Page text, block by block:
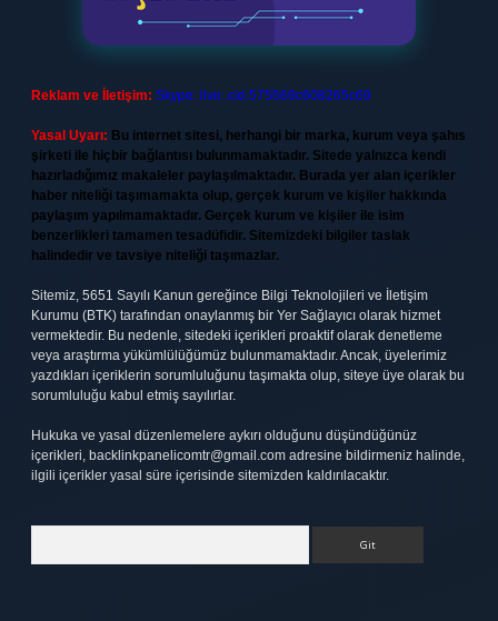
Reklam ve İletişim: Skype: live:.cid.575569c608265c69
Yasal Uyarı: Bu internet sitesi, herhangi bir marka, kurum veya şahıs
şirketi ile hiçbir bağlantısı bulunmamaktadır. Sitede yalnızca kendi
hazırladığımız makaleler paylaşılmaktadır. Burada yer alan içerikler
haber niteliği taşımamakta olup, gerçek kurum ve kişiler hakkında
paylaşım yapılmamaktadır. Gerçek kurum ve kişiler ile isim
benzerlikleri tamamen tesadüfidir. Sitemizdeki bilgiler taslak
halindedir ve tavsiye niteliği taşımazlar.
Sitemiz, 5651 Sayılı Kanun gereğince Bilgi Teknolojileri ve İletişim
Kurumu (BTK) tarafından onaylanmış bir Yer Sağlayıcı olarak hizmet
vermektedir. Bu nedenle, sitedeki içerikleri proaktif olarak denetleme
veya araştırma yükümlülüğümüz bulunmamaktadır. Ancak, üyelerimiz
yazdıkları içeriklerin sorumluluğunu taşımakta olup, siteye üye olarak bu
sorumluluğu kabul etmiş sayılırlar.
Hukuka ve yasal düzenlemelere aykırı olduğunu düşündüğünüz
içerikleri, backlinkpanelicomtr@gmail.com adresine bildirmeniz halinde,
ilgili içerikler yasal süre içerisinde sitemizden kaldırılacaktır.